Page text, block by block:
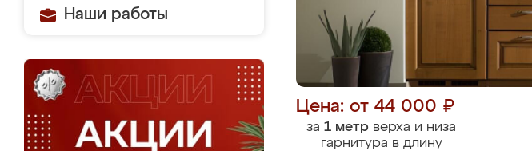
Наши работы
Цена: от 44 000 ₽
за 1 метр верха и низа
гарнитура в длину